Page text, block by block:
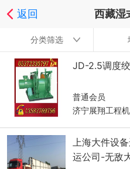
返回 西藏湿
分类筛选
JD-2.5调度
普通会员
济宁展翔工程
上海大件设
运公司-无敌